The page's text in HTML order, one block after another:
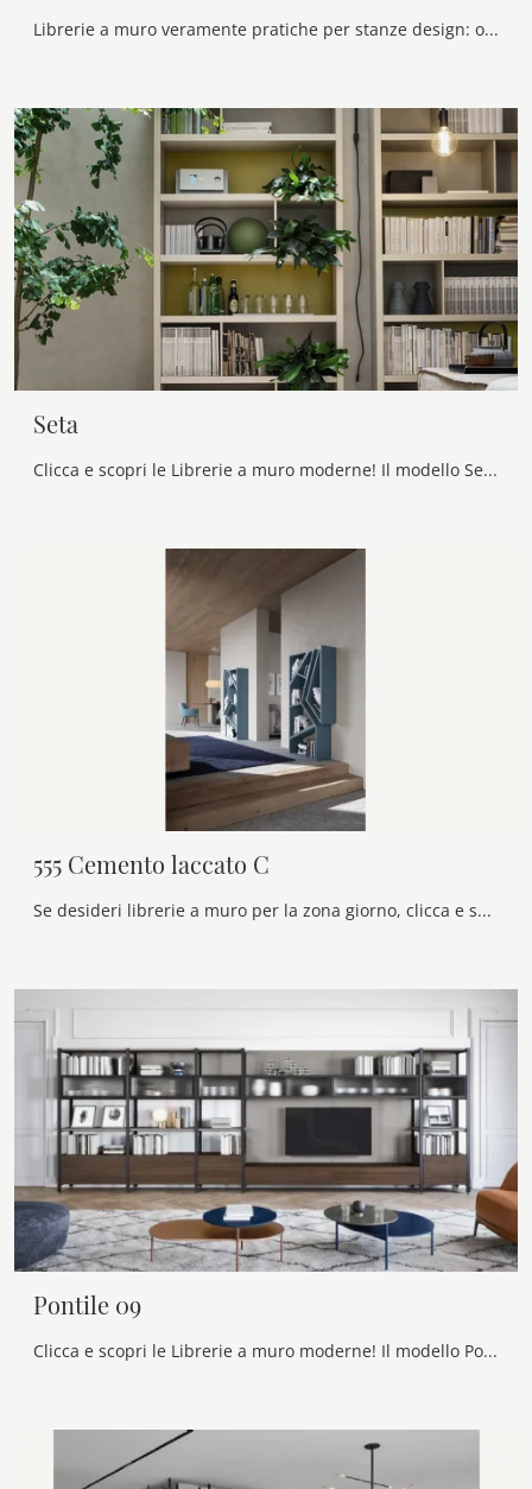
Librerie a muro veramente pratiche per stanze design: ottieni informazioni sul modello Dress Code Entrepreneur Villa del marchio Olivieri!
Seta
Clicca e scopri le Librerie a muro moderne! Il modello Seta Maronese saprà completare un soggiorno dinamico e operativo.
555 Cemento laccato C
Se desideri librerie a muro per la zona giorno, clicca e scopri le nostre soluzioni design: il modello 555 Cemento laccato C Voltan ti attende!
Pontile 09
Clicca e scopri le Librerie a muro moderne! Il modello Pontile 09 Novamobili saprà ultimare un soggiorno pratico e dinamico.